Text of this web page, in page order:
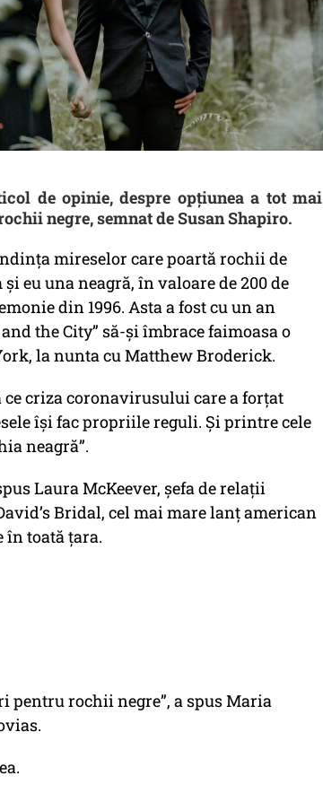
de opinie, despre opțiunea a tot mai
negre, semnat de Susan Shapiro.
mireselor care poartă rochii de
eu una neagră, în valoare de 200 de
din 1996. Asta a fost cu un an
the City” să-și îmbrace faimoasa o
la nunta cu Matthew Broderick.
criza coronavirusului care a forțat
își fac propriile reguli. Și printre cele
neagră”.
Laura McKeever, șefa de relații
Bridal, cel mai mare lanț american
în toată țara.
pentru rochii negre”, a spus Maria